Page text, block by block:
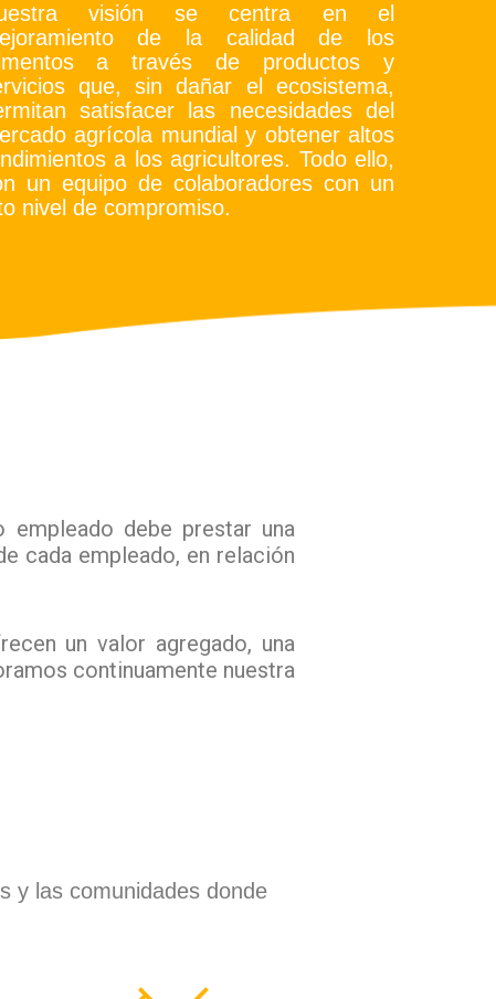
visión se centra en el
de la calidad de los
a través de productos y
que, sin dañar el ecosistema,
satisfacer las necesidades del
agrícola mundial y obtener altos
a los agricultores. Todo ello,
un equipo de colaboradores con un
nivel de compromiso.
debe prestar una
cada empleado, en relación
un valor agregado, una
continuamente nuestra
y las comunidades donde